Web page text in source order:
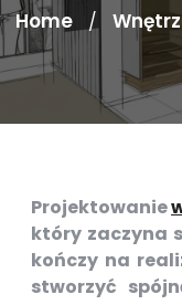
Home /
Projektowanie
który zaczyna
kończy na
stworzyć